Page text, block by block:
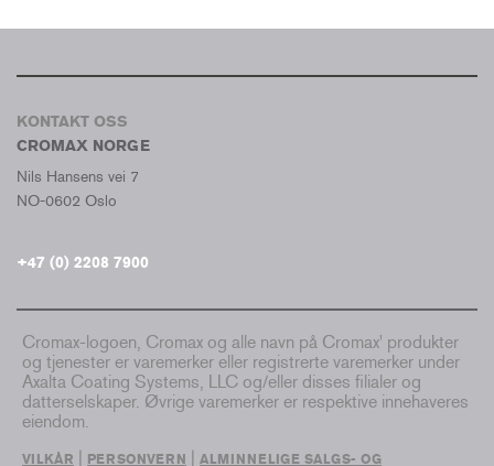
KONTAKT OSS
CROMAX NORGE
Nils Hansens vei 7
NO-0602 Oslo
+47 (0) 2208 7900
Cromax-logoen, Cromax og alle navn på Cromax' produkter
og tjenester er varemerker eller registrerte varemerker under
Axalta Coating Systems, LLC og/eller disses filialer og
datterselskaper. Øvrige varemerker er respektive innehaveres
eiendom.
VILKÅR PERSONVERN ALMINNELIGE SALGS- OG